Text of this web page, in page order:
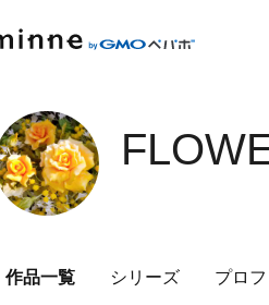
作品一覧 シリーズ プロ